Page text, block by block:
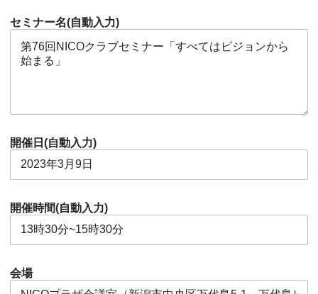
セミナー名(自動入力)
開催日(自動入力)
開催時間(自動入力)
会場